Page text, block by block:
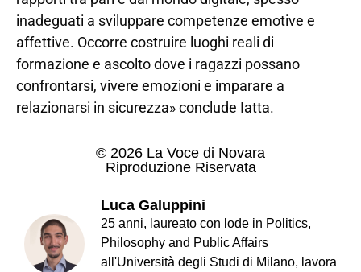
inadeguati a sviluppare competenze emotive e
affettive. Occorre costruire luoghi reali di
formazione e ascolto dove i ragazzi possano
confrontarsi, vivere emozioni e imparare a
relazionarsi in sicurezza» conclude Iatta.
© 2026 La Voce di Novara
Riproduzione Riservata
Luca Galuppini
25 anni, laureato con lode in Politics,
Philosophy and Public Affairs
all'Università degli Studi di Milano, lavora